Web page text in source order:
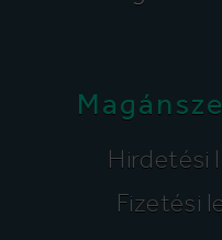
Hirdetési
Fizetési